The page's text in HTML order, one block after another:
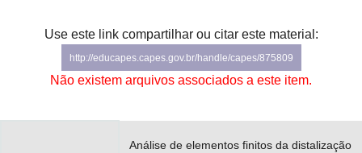
Gabinete de Segurança Institucional
Use este link compartilhar ou citar este material:
http://educapes.capes.gov.br/handle/capes/875809
Não existem arquivos associados a este item.
Análise de elementos finitos da distalização